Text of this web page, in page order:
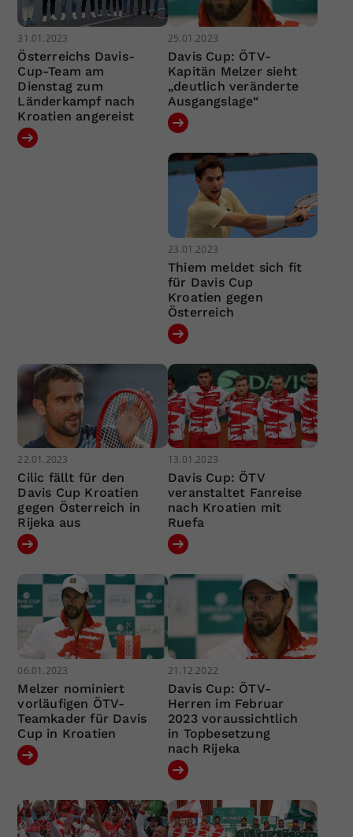
31.01.2023
Österreichs Davis-
Cup-Team am
Dienstag zum
Länderkampf nach
Kroatien angereist
25.01.2023
Davis Cup: ÖTV-
Kapitän Melzer sieht
„deutlich veränderte
Ausgangslage“
23.01.2023
Thiem meldet sich fit
für Davis Cup
Kroatien gegen
Österreich
22.01.2023
Cilic fällt für den
Davis Cup Kroatien
gegen Österreich in
Rijeka aus
13.01.2023
Davis Cup: ÖTV
veranstaltet Fanreise
nach Kroatien mit
Ruefa
06.01.2023
Melzer nominiert
vorläufigen ÖTV-
Teamkader für Davis
Cup in Kroatien
21.12.2022
Davis Cup: ÖTV-
Herren im Februar
2023 voraussichtlich
in Topbesetzung
nach Rijeka